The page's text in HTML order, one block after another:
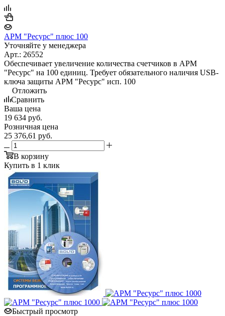
АРМ "Ресурс" плюс 100
Уточняйте у менеджера
Арт.: 26552
Обеспечивает увеличение количества счетчиков в АРМ
"Ресурс" на 100 единиц. Требует обязательного наличия USB-
ключа защиты АРМ "Ресурс" исп. 100
Отложить
Сравнить
Ваша цена
19 634 руб.
Розничная цена
25 376,61 руб.
В корзину
Купить в 1 клик
Быстрый просмотр